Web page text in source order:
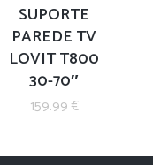
SUPORTE
PAREDE TV
LOVIT T800
30-70″
159.99 €